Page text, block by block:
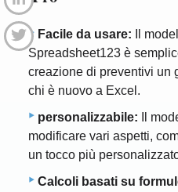
Facile da usare: Il
Spreadsheet123 è
creazione di preventivi un
chi è nuovo a Excel.
personalizzabile: Il
modificare vari aspetti,
un tocco più
Calcoli basati su